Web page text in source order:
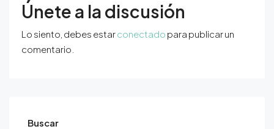
Únete a la discusión
Lo siento, debes estarconectado para publicar un
comentario.
Buscar